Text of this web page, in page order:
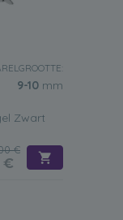
9-10 mm
Zwart
€
€